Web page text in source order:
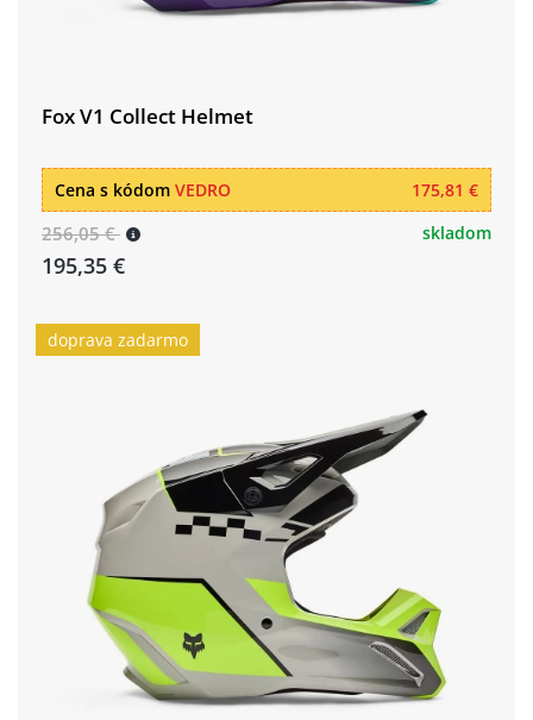
Fox V1 Collect Helmet
175,81 €
Cena s kódom VEDRO
256,05 €
195,35 €
skladom
doprava zadarmo